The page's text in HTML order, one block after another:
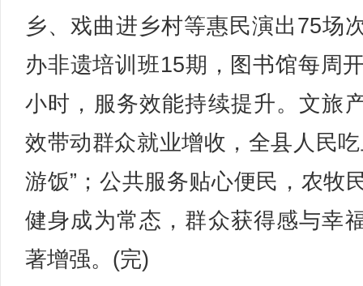
乡、戏曲进乡村等惠民演出75场
办非遗培训班15期，图书馆每周
小时，服务效能持续提升。文旅
效带动群众就业增收，全县人民吃
游饭”；公共服务贴心便民，农牧
健身成为常态，群众获得感与幸
著增强。(完)